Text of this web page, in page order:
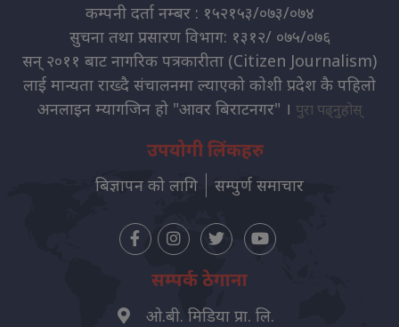
कम्पनी दर्ता नम्बर : १५२१५३/०७३/०७४
सुचना तथा प्रसारण विभाग: १३१२/ ०७५/०७६
सन् २०११ बाट नागरिक पत्रकारीता (Citizen Journalism)
लाई मान्यता राख्दै संचालनमा ल्याएको कोशी प्रदेश कै पहिलो
अनलाइन म्यागजिन हो "आवर बिराटनगर" । पुरा पढ्नुहोस्
उपयोगी लिंकहरु
बिज्ञापन को लागि सम्पुर्ण समाचार
सम्पर्क ठेगाना
ओ.बी. मिडिया प्रा. लि.